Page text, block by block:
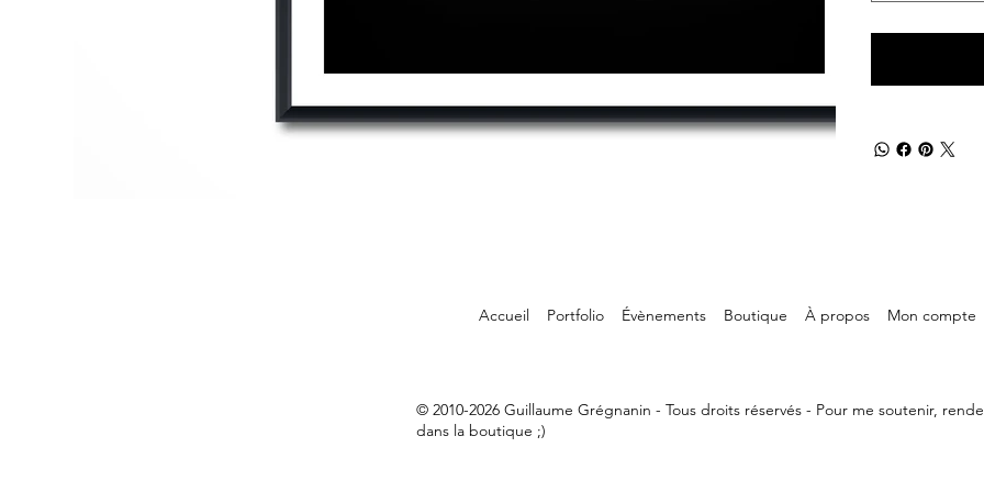
Accueil Portfolio Évènements Boutique À propos Mon compte
© 2010-2026 Guillaume Grégnanin - Tous droits réservés - Pour me soutenir,
dans la boutique ;)